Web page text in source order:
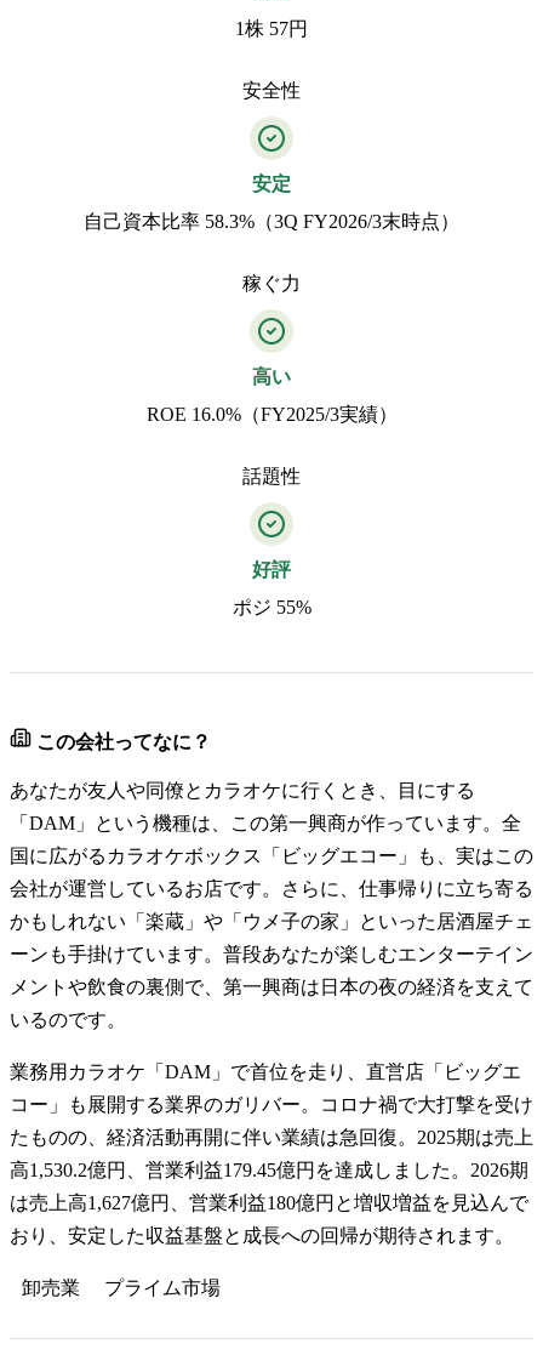
1株 57円
安全性
安定
自己資本比率 58.3%（3Q FY2026/3末時点）
稼ぐ力
高い
ROE 16.0%（FY2025/3実績）
話題性
好評
ポジ 55%
この会社ってなに？
あなたが友人や同僚とカラオケに行くとき、目にする
「DAM」という機種は、この第一興商が作っています。全
国に広がるカラオケボックス「ビッグエコー」も、実はこの
会社が運営しているお店です。さらに、仕事帰りに立ち寄る
かもしれない「楽蔵」や「ウメ子の家」といった居酒屋チェ
ーンも手掛けています。普段あなたが楽しむエンターテイン
メントや飲食の裏側で、第一興商は日本の夜の経済を支えて
いるのです。
業務用カラオケ「DAM」で首位を走り、直営店「ビッグエ
コー」も展開する業界のガリバー。コロナ禍で大打撃を受け
たものの、経済活動再開に伴い業績は急回復。2025期は売上
高1,530.2億円、営業利益179.45億円を達成しました。2026期
は売上高1,627億円、営業利益180億円と増収増益を見込んで
おり、安定した収益基盤と成長への回帰が期待されます。
卸売業 プライム市場